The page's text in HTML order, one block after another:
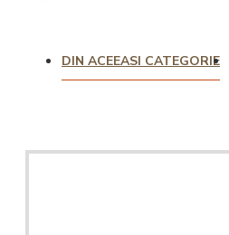
DIN ACEEASI CATEGORIE